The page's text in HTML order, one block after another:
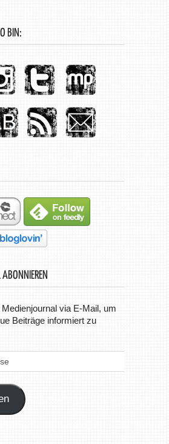
BIN:
via E-Mail, um
Beiträge informiert zu